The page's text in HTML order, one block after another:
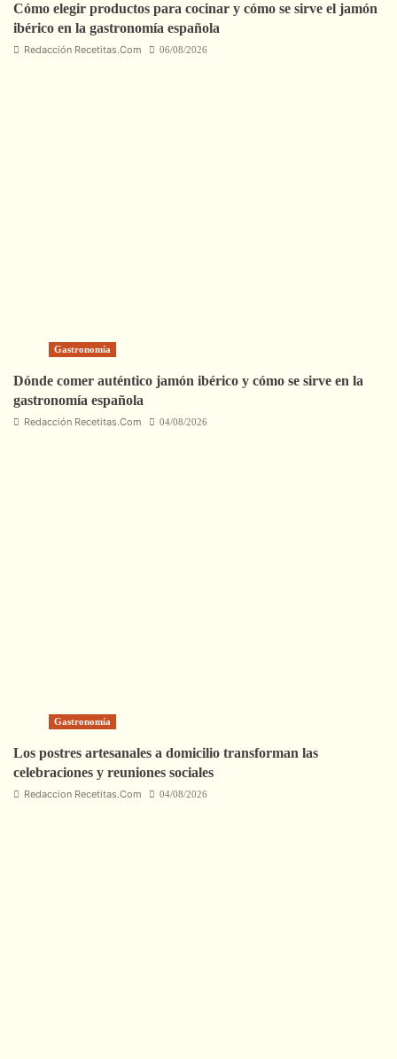
Cómo elegir productos para cocinar y cómo se sirve el jamón
ibérico en la gastronomía española
Redacción Recetitas.Com 06/08/2026
Gastronomía
Dónde comer auténtico jamón ibérico y cómo se sirve en la
gastronomía española
Redacción Recetitas.Com 04/08/2026
Gastronomía
Los postres artesanales a domicilio transforman las
celebraciones y reuniones sociales
Redaccion Recetitas.Com 04/08/2026